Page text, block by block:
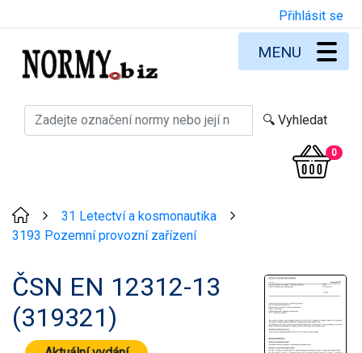
Přihlásit se
0
MENU
31 Letectví a kosmonautika
3193 Pozemní provozní zařízení
ČSN EN 12312-13
(319321)